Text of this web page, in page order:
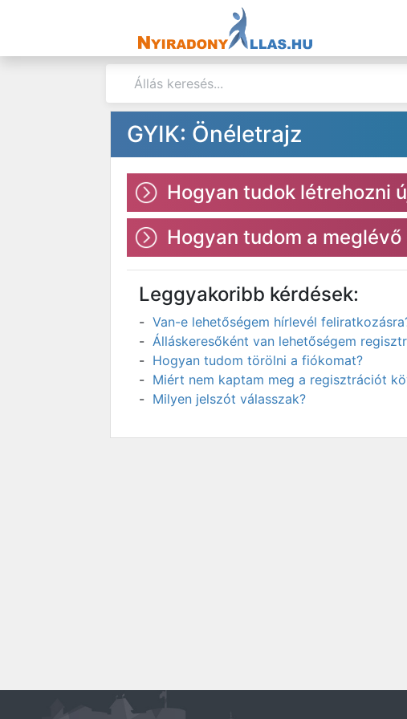
GYIK: Önéletrajz
Hogyan tudok létrehozni
Hogyan tudom a
Leggyakoribb kérdések:
Van-e lehetőségem hírlevél
Álláskeresőként van lehetőségem
Hogyan tudom törölni a fiókomat?
Miért nem kaptam meg a regisztrációt
Milyen jelszót válasszak?